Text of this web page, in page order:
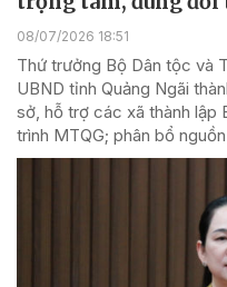
08/07/2026 18:51
Thứ trưởng Bộ Dân tộc và
UBND tỉnh Quảng Ngãi
sở, hỗ trợ các xã thành lập
trình MTQG; phân bổ